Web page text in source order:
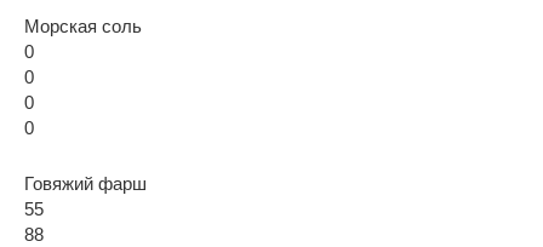
Морская соль
0
0
0
0
Говяжий фарш
55
88